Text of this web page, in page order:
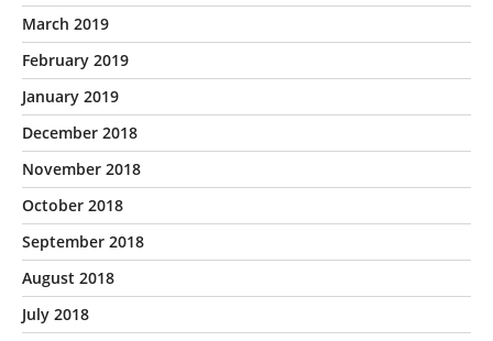
March 2019
February 2019
January 2019
December 2018
November 2018
October 2018
September 2018
August 2018
July 2018